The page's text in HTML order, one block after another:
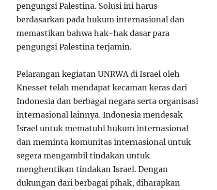
pengungsi Palestina. Solusi ini harus
berdasarkan pada hukum internasional dan
memastikan bahwa hak-hak dasar para
pengungsi Palestina terjamin.
Pelarangan kegiatan UNRWA di Israel oleh
Knesset telah mendapat kecaman keras dari
Indonesia dan berbagai negara serta organisasi
internasional lainnya. Indonesia mendesak
Israel untuk mematuhi hukum internasional
dan meminta komunitas internasional untuk
segera mengambil tindakan untuk
menghentikan tindakan Israel. Dengan
dukungan dari berbagai pihak, diharapkan